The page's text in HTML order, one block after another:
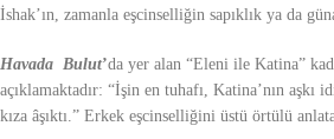
İshak’ın, zamanla eşcinselliğin sapıklık ya da
Havada Bulut’da yer alan “Eleni ile Katina”
açıklamaktadır: “İşin en tuhafı, Katina’nın aşkı
kıza âşıktı.” Erkek eşcinselliğini üstü örtülü